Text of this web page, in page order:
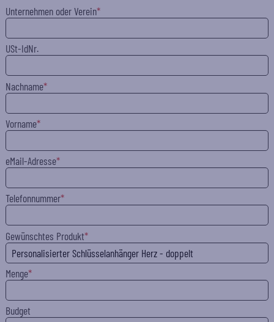
Unternehmen oder Verein
USt-IdNr.
Nachname
Vorname
eMail-Adresse
Telefonnummer
Gewünschtes Produkt
Menge
Budget